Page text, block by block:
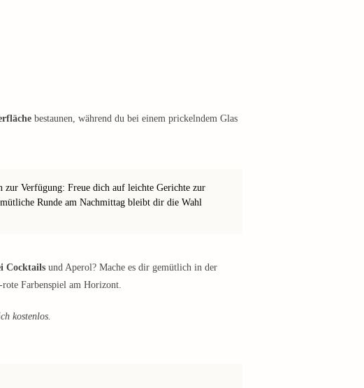
bestaunen, während du bei einem prickelndem Glas
zur Verfügung: Freue dich auf leichte Gerichte zur
Runde am Nachmittag bleibt dir die Wahl
Cocktails und Aperol? Mache es dir gemütlich in der
Farbenspiel am Horizont.
kostenlos.